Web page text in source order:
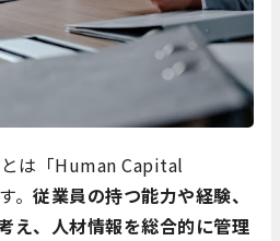
は「Human Capital
。 従業員の持つ能力や経験、
え、人材情報を総合的に管理